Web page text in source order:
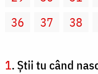
36
37 38
1. Ştii tu când